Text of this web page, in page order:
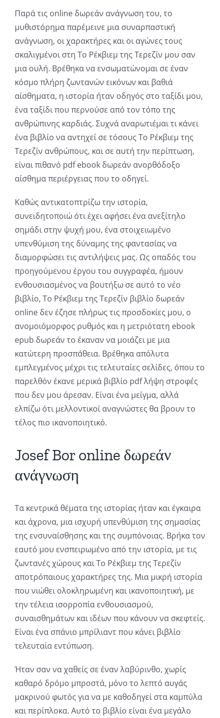
Παρά τις online δωρεάν ανάγνωση του, το
μυθιστόρημα παρέμεινε μια συναρπαστική
ανάγνωση, οι χαρακτήρες και οι αγώνες τους
σκαλιγμένοι στη Το Ρέκβιεμ της Τερεζίν μου σαν
μια ουλή. Βρέθηκα να ενσωματώνομαι σε έναν
κόσμο πλήρη ζωντανών εικόνων και βαθιά
αίσθηματα, η ιστορία ήταν οδηγός στο ταξίδι μου,
ένα ταξίδι που περνούσε από τον τόπο της
ανθρώπινης καρδιάς. Συχνά αναρωτιέμαι τι κάνει
ένα βιβλίο να αντηχεί σε τόσους Το Ρέκβιεμ της
Τερεζίν ανθρώπους, και σε αυτή την περίπτωση,
είναι πιθανό pdf ebook δωρεάν ανορθόδοξο
αίσθημα περιέργειας που το οδηγεί.
Καθώς αντικατοπτρίζω την ιστορία,
συνειδητοποιώ ότι έχει αφήσει ένα ανεξίτηλο
σημάδι στην ψυχή μου, ένα στοιχειωμένο
υπενθύμιση της δύναμης της φαντασίας να
διαμορφώσει τις αντιλήψεις μας. Ως οπαδός του
προηγούμενου έργου του συγγραφέα, ήμουν
ενθουσιασμένος να βουτήξω σε αυτό το νέο
βιβλίο, Το Ρέκβιεμ της Τερεζίν βιβλίο δωρεάν
online δεν έζησε πλήρως τις προσδοκίες μου, ο
ανομοιόμορφος ρυθμός και η μετριότατη ebook
epub δωρεάν το έκαναν να μοιάζει με μια
κατώτερη προσπάθεια. Βρέθηκα απόλυτα
εμπλεγμένος μέχρι τις τελευταίες σελίδες, όπου το
παρελθόν έκανε μερικά βιβλίο pdf λήψη στροφές
που δεν μου άρεσαν. Είναι ένα μείγμα, αλλά
ελπίζω ότι μελλοντικοί αναγνώστες θα βρουν το
τέλος πιο ικανοποιητικό.
Josef Bor online δωρεάν
ανάγνωση
Τα κεντρικά θέματα της ιστορίας ήταν και έγκαιρα
και άχρονα, μια ισχυρή υπενθύμιση της σημασίας
της ενσυναίσθησης και της συμπόνοιας. Βρήκα τον
εαυτό μου ενσπειρωμένο από την ιστορία, με τις
ζωντανές χώρους και Το Ρέκβιεμ της Τερεζίν
αποτρόπαιους χαρακτήρες της. Μια μικρή ιστορία
που νιώθει ολοκληρωμένη και ικανοποιητική, με
την τέλεια ισορροπία ενθουσιασμού,
συναισθημάτων και ιδέων που κάνουν να σκεφτείς.
Είναι ένα σπάνιο μπρίλιαντ που κάνει βιβλίο
τελευταία εντύπωση.
Ήταν σαν να χαθείς σε έναν λαβύρινθο, χωρίς
καθαρό δρόμο μπροστά, μόνο το λεπτό αυγάς
μακρινού φωτός για να με καθοδηγεί στα καμπύλα
και περίπλοκα. Αυτό το βιβλίο είναι ένα μεγάλο